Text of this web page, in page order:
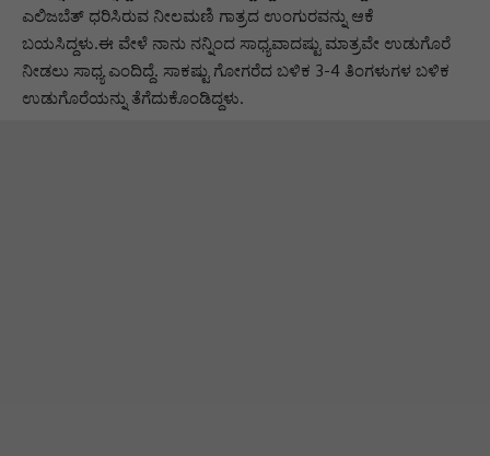
ಎಲಿಜಬೆತ್ ಧರಿಸಿರುವ ನೀಲಮಣಿ ಗಾತ್ರದ ಉಂಗುರವನ್ನು ಆಕೆ
ಬಯಸಿದ್ದಳು.ಈ ವೇಳೆ ನಾನು ನನ್ನಿಂದ ಸಾಧ್ಯವಾದಷ್ಟು ಮಾತ್ರವೇ ಉಡುಗೊರೆ
ನೀಡಲು ಸಾಧ್ಯ ಎಂದಿದ್ದೆ. ಸಾಕಷ್ಟು ಗೋಗರೆದ ಬಳಿಕ 3-4 ತಿಂಗಳುಗಳ ಬಳಿಕ
ಉಡುಗೊರೆಯನ್ನು ತೆಗೆದುಕೊಂಡಿದ್ದಳು.